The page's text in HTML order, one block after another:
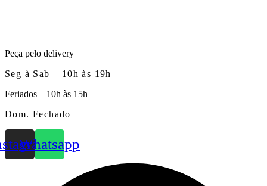
Peça pelo delivery
Seg à Sab – 10h às 19h
Feriados – 10h às 15h
Dom. Fechado
Whatsapp